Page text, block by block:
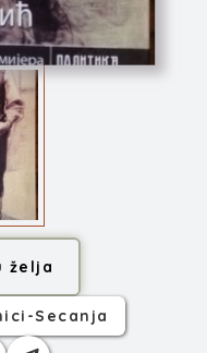
želja
Secanja